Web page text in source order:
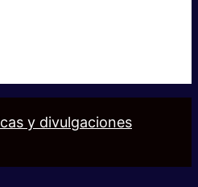
y divulgaciones